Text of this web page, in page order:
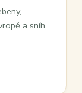
a sníh,